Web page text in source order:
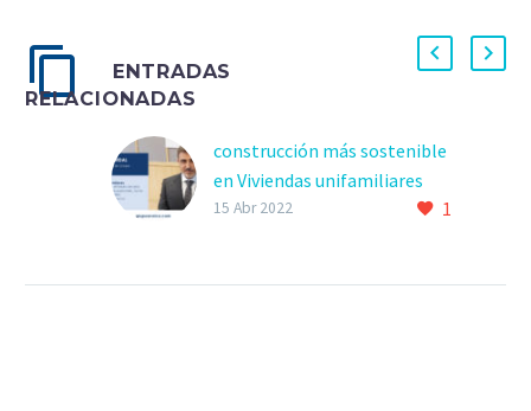
ENTRADAS
RELACIONADAS
construcción más sostenible
en Viviendas unifamiliares
Viviendas
1
15 Abr 2022